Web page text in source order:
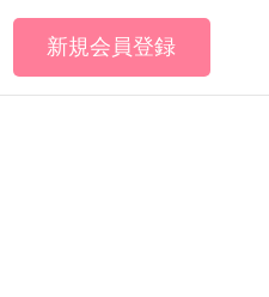
新規会員登録